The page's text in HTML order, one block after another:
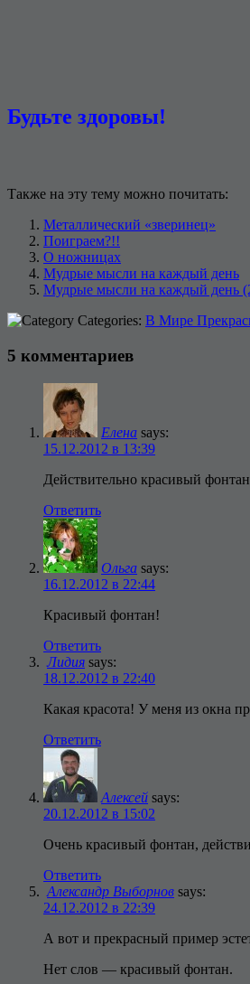
Будьте здоровы!
Также на эту тему можно почитать:
Металлический «зверинец»
Поиграем?!!
О ножницах
Мудрые мысли на каждый день
Мудрые мысли на каждый день
Categories: В Мире
5 комментариев
Елена says:
15.12.2012 в 13:39
Действительно красивый
Ответить
Ольга says:
16.12.2012 в 22:44
Красивый фонтан!
Ответить
Лидия says:
18.12.2012 в 22:40
Какая красота! У меня из окна
Ответить
Алексей says:
20.12.2012 в 15:02
Очень красивый фонтан,
Ответить
Александр Выборнов says:
24.12.2012 в 22:39
А вот и прекрасный пример
Нет слов — красивый фонтан.